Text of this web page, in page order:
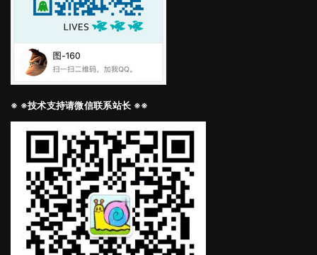
※ ※技术支持请微信联系站长 ※※